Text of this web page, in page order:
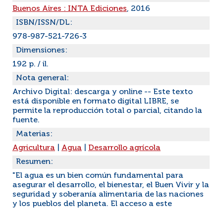
Buenos Aires : INTA Ediciones, 2016
ISBN/ISSN/DL:
978-987-521-726-3
Dimensiones:
192 p. / il.
Nota general:
Archivo Digital: descarga y online -- Este texto
está disponible en formato digital LIBRE, se
permite la reproducción total o parcial, citando la
fuente.
Materias:
Agricultura
Agua
Desarrollo agrícola
Resumen:
"El agua es un bien común fundamental para
asegurar el desarrollo, el bienestar, el Buen Vivir y la
seguridad y soberanía alimentaria de las naciones
y los pueblos del planeta. El acceso a este